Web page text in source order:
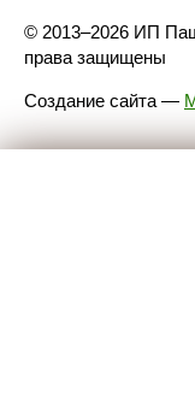
© 2013–2026 ИП
права защищены
Создание сайта —